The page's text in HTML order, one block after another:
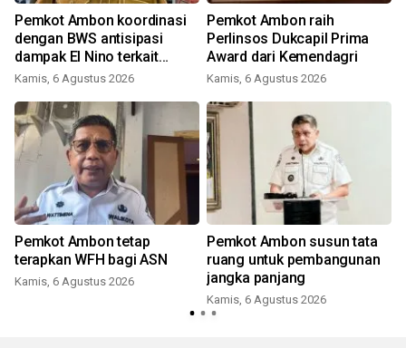
Pemkot Ambon koordinasi
dengan BWS antisipasi
dampak El Nino terkait
masalah air bersih
Kamis, 6 Agustus 2026
Pemkot Ambon raih
Perlinsos Dukcapil Prima
Award dari Kemendagri
Kamis, 6 Agustus 2026
Pemkot Ambon tetap
terapkan WFH bagi ASN
Kamis, 6 Agustus 2026
Pemkot Ambon susun tata
ruang untuk pembangunan
jangka panjang
Kamis, 6 Agustus 2026